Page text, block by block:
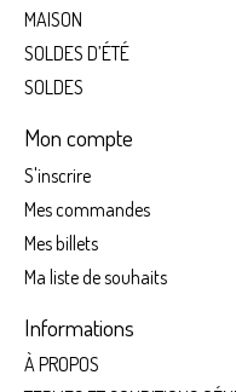
MAISON
SOLDES D’ÉTÉ
SOLDES
Mon compte
S'inscrire
Mes commandes
Mes billets
Ma liste de souhaits
Informations
À PROPOS